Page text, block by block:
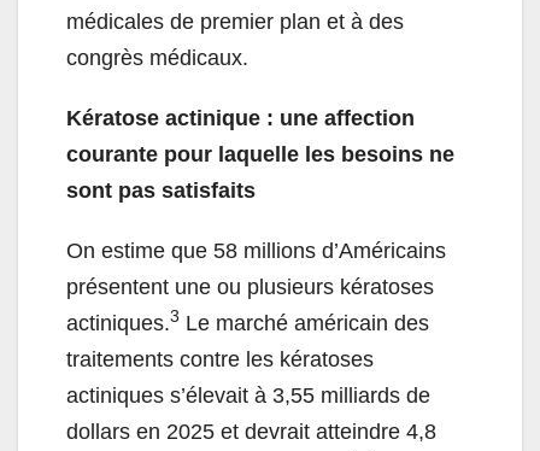
médicales de premier plan et à des
congrès médicaux.
Kératose actinique : une affection
courante pour laquelle les besoins ne
sont pas satisfaits
On estime que 58 millions d’Américains
présentent une ou plusieurs kératoses
actiniques.3 Le marché américain des
traitements contre les kératoses
actiniques s’élevait à 3,55 milliards de
dollars en 2025 et devrait atteindre 4,8